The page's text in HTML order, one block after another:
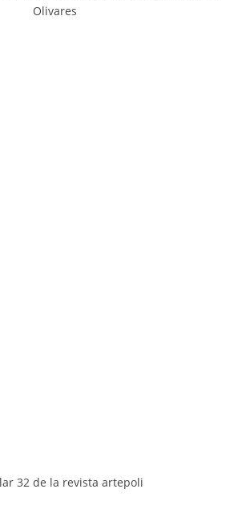
Olivares
32 de la revista artepoli